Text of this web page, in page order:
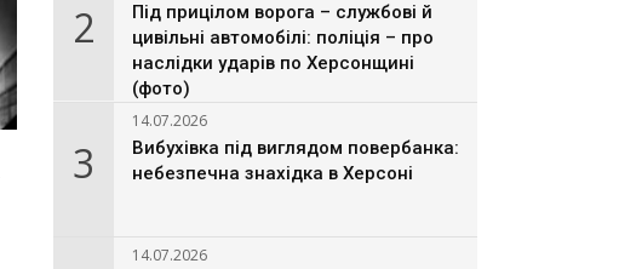
2
Під прицілом ворога – службові й
цивільні автомобілі: поліція – про
наслідки ударів по Херсонщині
(фото)
3
14.07.2026
Вибухівка під виглядом повербанка:
небезпечна знахідка в Херсоні
14.07.2026